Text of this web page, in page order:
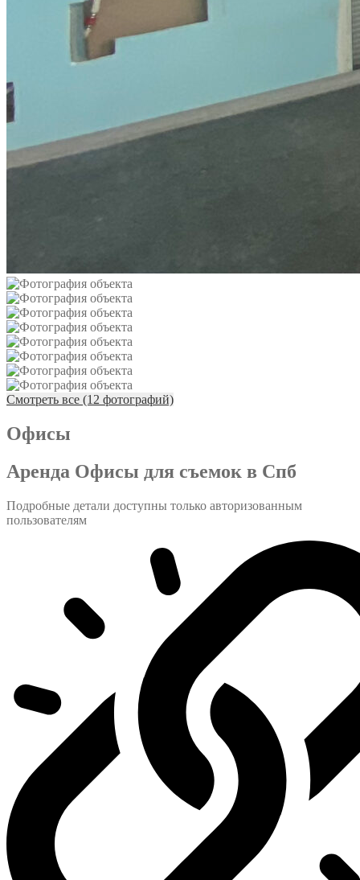
Смотреть все (12 фотографий)
Офисы
Аренда Офисы для съемок в Спб
Подробные детали доступны только авторизованным
пользователям